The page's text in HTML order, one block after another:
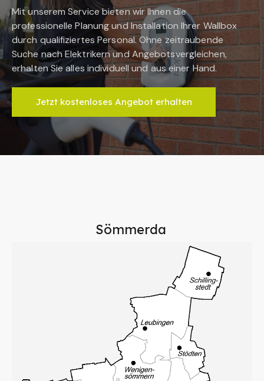
Mit unserem Service bieten wir Ihnen die
professionelle Planung und Installation Ihrer Wallbox
durch qualifiziertes Personal. Ohne zeitraubende
Suche nach Elektrikern und Angebotsvergleichen,
erhalten Sie alles individuell und aus einer Hand.
Jetzt kostenloses Angebot erhalten
Sömmerda